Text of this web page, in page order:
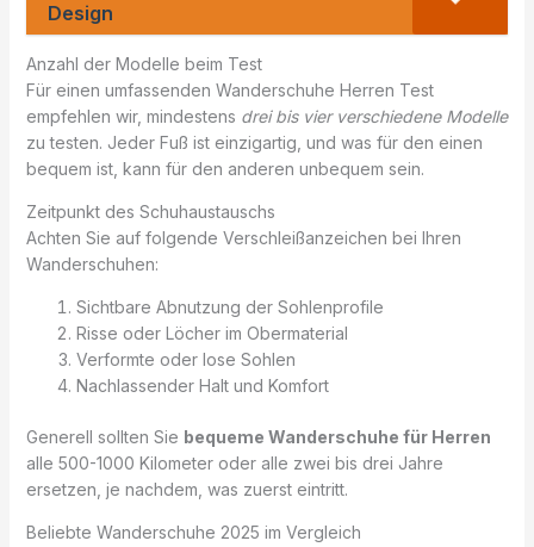
Design
Anzahl der Modelle beim Test
Für einen umfassenden Wanderschuhe Herren Test
empfehlen wir, mindestens drei bis vier verschiedene Modelle
zu testen. Jeder Fuß ist einzigartig, und was für den einen
bequem ist, kann für den anderen unbequem sein.
Zeitpunkt des Schuhaustauschs
Achten Sie auf folgende Verschleißanzeichen bei Ihren
Wanderschuhen:
Sichtbare Abnutzung der Sohlenprofile
Risse oder Löcher im Obermaterial
Verformte oder lose Sohlen
Nachlassender Halt und Komfort
Generell sollten Sie bequeme Wanderschuhe für Herren
alle 500-1000 Kilometer oder alle zwei bis drei Jahre
ersetzen, je nachdem, was zuerst eintritt.
Beliebte Wanderschuhe 2025 im Vergleich